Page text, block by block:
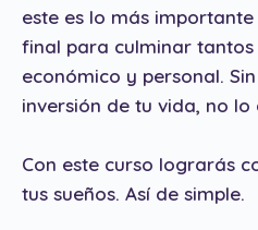
este es lo más
final para culminar
económico y personal.
inversión de tu vida, no lo
Con este curso lograrás
tus sueños. Así de simple.